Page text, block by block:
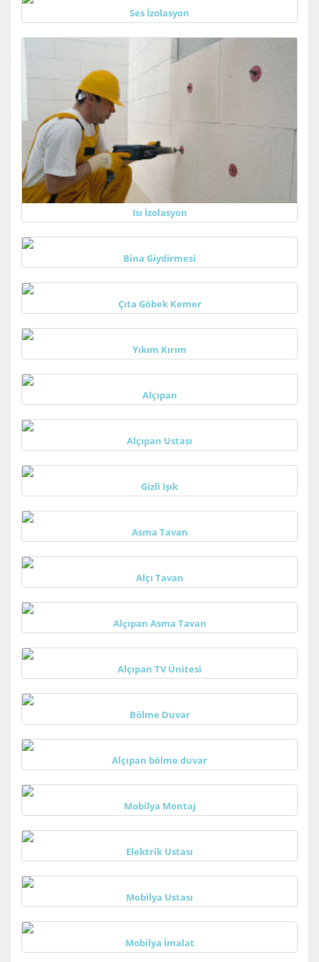
Ses İzolasyon
Isı İzolasyon
Bina Giydirmesi
Çıta Göbek Kemer
Yıkım Kırım
Alçıpan
Alçıpan Ustası
Gizli Işık
Asma Tavan
Alçı Tavan
Alçıpan Asma Tavan
Alçıpan TV Ünitesi
Bölme Duvar
Alçıpan bölme duvar
Mobilya Montaj
Elektrik Ustası
Mobilya Ustası
Mobilya İmalat